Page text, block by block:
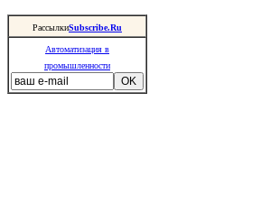
РассылкиSubscribe.Ru
Автоматизация в
промышленности